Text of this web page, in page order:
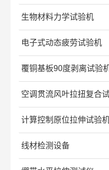
生物材料力学试验机
电子式动态疲劳试验机
覆铜基板90度剥离试验
空调贯流风叶拉扭复合
计算控制原位拉伸试验
线材检测设备